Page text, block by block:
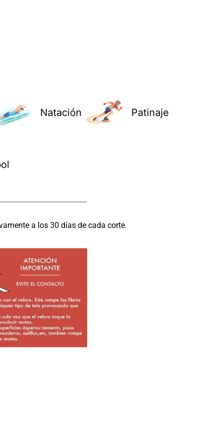
Natación Patinaje
a los 30 días de cada corte.